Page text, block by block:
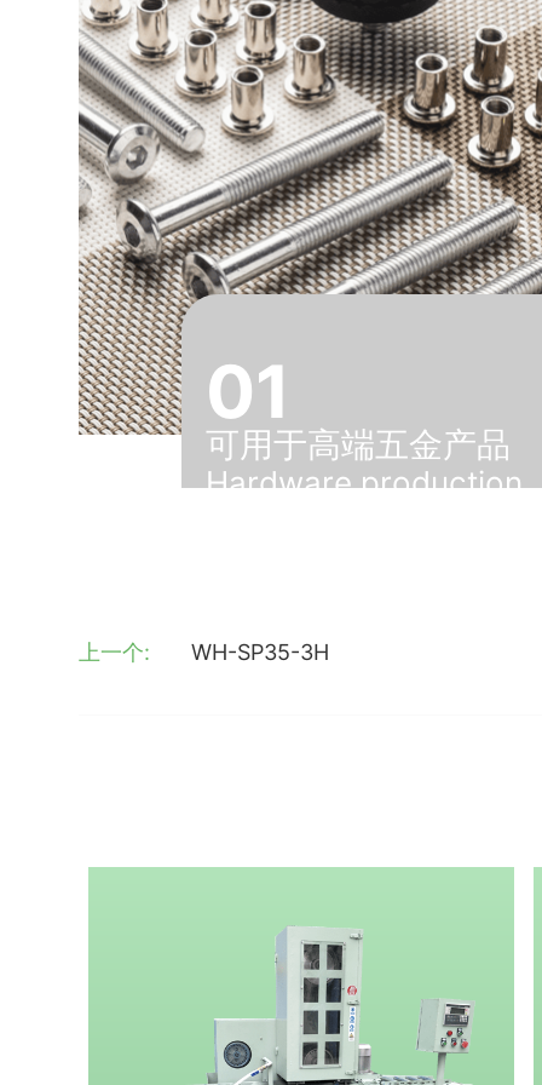
01
可用于高端五金产品
Hardware production
上一个: WH-SP35-3H